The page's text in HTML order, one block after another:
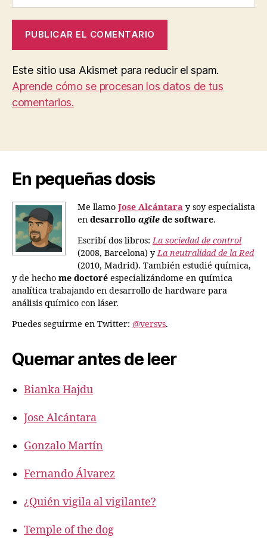
Este sitio usa Akismet para reducir el spam.
Aprende cómo se procesan los datos de tus
comentarios.
En pequeñas dosis
Me llamo Jose Alcántara y soy especialista
en desarrollo agile de software.
Escribí dos libros:La sociedad de control
(2008, Barcelona) yLa neutralidad de la Red
(2010, Madrid). También estudié química,
y de hecho me doctoré especializándome en química
analítica trabajando en desarrollo de hardware para
análisis químico con láser.
Puedes seguirme en Twitter: @versvs.
Quemar antes de leer
Bianka Hajdu
Jose Alcántara
Gonzalo Martín
Fernando Álvarez
¿Quién vigila al vigilante?
Temple of the dog